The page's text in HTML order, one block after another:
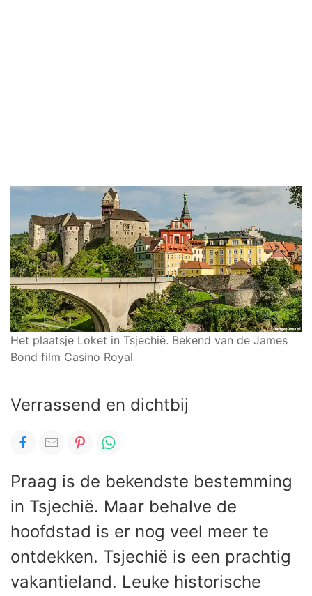
Het plaatsje Loket in Tsjechië. Bekend van de James
Bond film Casino Royal
Verrassend en dichtbij
Praag is de bekendste bestemming
in Tsjechië. Maar behalve de
hoofdstad is er nog veel meer te
ontdekken. Tsjechië is een prachtig
vakantieland. Leuke historische